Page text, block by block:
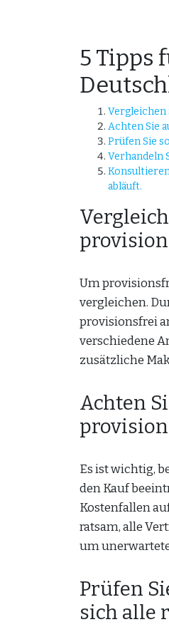
5 Tipps
Vergleichen
Achten Sie
Prüfen Sie
Verhandeln
abläuft.
Um
vergleichen.
provisionsfrei
verschiedene
zusätzliche
Achten
Es ist wichtig,
den Kauf
Kostenfallen
ratsam, alle
um
Prüfen
sich alle